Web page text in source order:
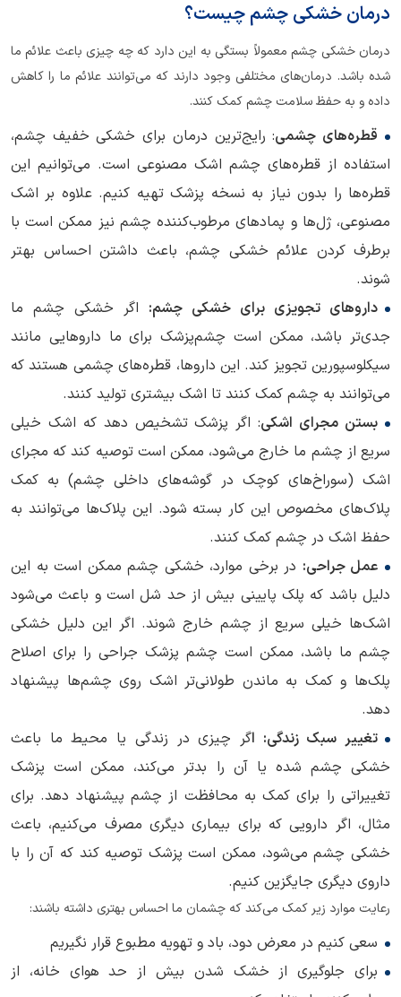
درمان خشکی چشم چیست؟
درمان خشکی چشم معمولاً بستگی به این دارد که چه چیزی باعث علائم ما
شده باشد. درمان‌های مختلفی وجود دارند که می‌توانند علائم ما را کاهش
داده و به حفظ سلامت چشم کمک کنند.
قطره‌های چشمی: رایج‌ترین درمان برای خشکی خفیف چشم،
استفاده از قطره‌های چشم اشک مصنوعی است. می‌توانیم این
قطره‌ها را بدون نیاز به نسخه پزشک تهیه کنیم. علاوه بر اشک
مصنوعی، ژل‌ها و پمادهای مرطوب‌کننده چشم نیز ممکن است با
برطرف کردن علائم خشکی چشم، باعث داشتن احساس بهتر
شوند.
داروهای تجویزی برای خشکی چشم: اگر خشکی چشم ما
جدی‌تر باشد، ممکن است چشم‌پزشک برای ما داروهایی مانند
سیکلوسپورین تجویز کند. این داروها، قطره‌های چشمی هستند که
می‌توانند به چشم کمک کنند تا اشک بیشتری تولید کنند.
بستن مجرای اشکی: اگر پزشک تشخیص دهد که اشک‌ خیلی
سریع از چشم ما خارج می‌شود، ممکن است توصیه کند که مجرای
اشک‌ (سوراخ‌های کوچک در گوشه‌های داخلی چشم) به کمک
پلاک‌های مخصوص این کار بسته شود. این پلاک‌ها می‌توانند به
حفظ اشک در چشم کمک کنند.
عمل جراحی: در برخی موارد، خشکی چشم ممکن است به این
دلیل باشد که پلک پایینی بیش از حد شل است و باعث می‌شود
اشک‌ها خیلی سریع از چشم خارج شوند. اگر این دلیل خشکی
چشم ما باشد، ممکن است چشم پزشک جراحی را برای اصلاح
پلک‌ها و کمک به ماندن طولانی‌تر اشک روی چشم‌ها پیشنهاد
دهد.
تغییر سبک زندگی: اگر چیزی در زندگی یا محیط ما باعث
خشکی چشم شده یا آن را بدتر می‌کند، ممکن است پزشک
تغییراتی را برای کمک به محافظت از چشم پیشنهاد دهد. برای
مثال، اگر دارویی که برای بیماری دیگری مصرف می‌کنیم، باعث
خشکی چشم می‌شود، ممکن است پزشک توصیه کند که آن را با
داروی دیگری جایگزین کنیم.
رعایت موارد زیر کمک می‌کند که چشمان ما احساس بهتری داشته باشند:
سعی کنیم در معرض دود، باد و تهویه مطبوع قرار نگیریم
برای جلوگیری از خشک شدن بیش از حد هوای خانه، از